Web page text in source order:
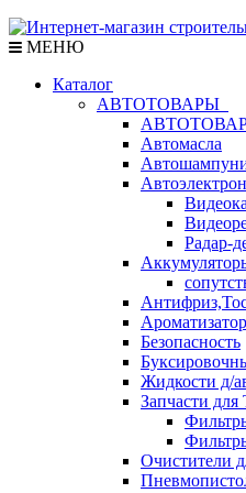
МЕНЮ
Каталог
АВТОТОВАРЫ
Автомасла
Радар-
Безопасность
Жидкости д/
Запчасти
Очистители